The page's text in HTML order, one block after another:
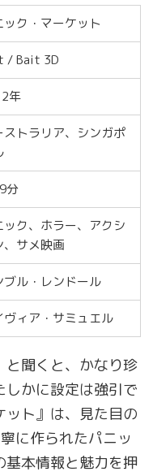
ック・マーケット
/ Bait 3D
年
ストラリア、シンガポ
分
ック、ホラー、アクシ
、サメ映画
ブル・レンドール
ヴィア・サミュエル
と聞くと、かなり珍
かに設定は強引で
ト』は、見た目の
に作られたパニッ
基本情報と魅力を押